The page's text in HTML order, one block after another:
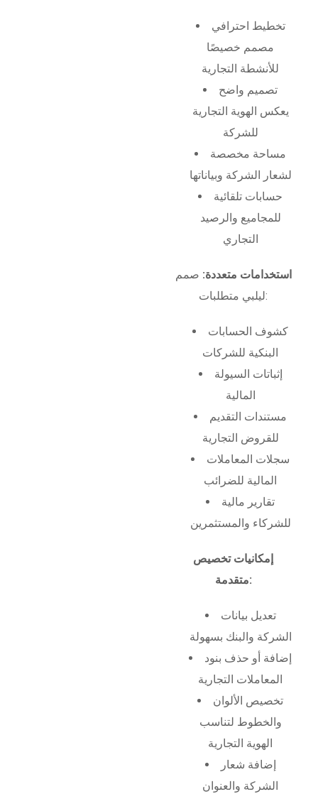
تخطيط احترافي
مصمم خصيصًا
للأنشطة التجارية
تصميم واضح
يعكس الهوية التجارية
للشركة
مساحة مخصصة
لشعار الشركة وبياناتها
حسابات تلقائية
للمجاميع والرصيد
التجاري
استخدامات متعددة: صمم
ليلبي متطلبات:
كشوف الحسابات
البنكية للشركات
إثباتات السيولة
المالية
مستندات التقديم
للقروض التجارية
سجلات المعاملات
المالية للضرائب
تقارير مالية
للشركاء والمستثمرين
إمكانيات تخصيص
متقدمة:
تعديل بيانات
الشركة والبنك بسهولة
إضافة أو حذف بنود
المعاملات التجارية
تخصيص الألوان
والخطوط لتناسب
الهوية التجارية
إضافة شعار
الشركة والعنوان